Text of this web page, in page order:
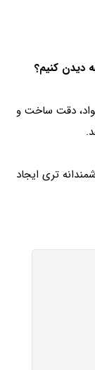
ديدن كنيم؟
دقت ساخت و
ترى ايجاد